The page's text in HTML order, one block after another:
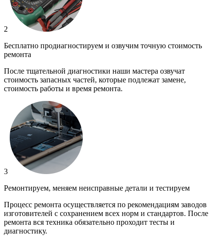
2
Бесплатно продиагностируем и озвучим точную стоимость
ремонта
После тщательной диагностики наши мастера озвучат
стоимость запасных частей, которые подлежат замене,
стоимость работы и время ремонта.
3
Ремонтируем, меняем неисправные детали и тестируем
Процесс ремонта осуществляется по рекомендациям заводов
изготовителей с сохранением всех норм и стандартов. После
ремонта вся техника обязательно проходит тесты и
диагностику.